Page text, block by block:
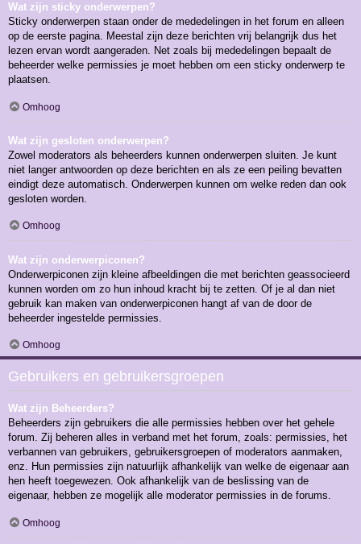
Wat zijn sticky onderwerpen?
Sticky onderwerpen staan onder de mededelingen in het forum en alleen
op de eerste pagina. Meestal zijn deze berichten vrij belangrijk dus het
lezen ervan wordt aangeraden. Net zoals bij mededelingen bepaalt de
beheerder welke permissies je moet hebben om een sticky onderwerp te
plaatsen.
Omhoog
Wat zijn gesloten onderwerpen?
Zowel moderators als beheerders kunnen onderwerpen sluiten. Je kunt
niet langer antwoorden op deze berichten en als ze een peiling bevatten
eindigt deze automatisch. Onderwerpen kunnen om welke reden dan ook
gesloten worden.
Omhoog
Wat zijn onderwerpiconen?
Onderwerpiconen zijn kleine afbeeldingen die met berichten geassocieerd
kunnen worden om zo hun inhoud kracht bij te zetten. Of je al dan niet
gebruik kan maken van onderwerpiconen hangt af van de door de
beheerder ingestelde permissies.
Omhoog
Gebruikers en gebruikersgroepen
Wat zijn Beheerders?
Beheerders zijn gebruikers die alle permissies hebben over het gehele
forum. Zij beheren alles in verband met het forum, zoals: permissies, het
verbannen van gebruikers, gebruikersgroepen of moderators aanmaken,
enz. Hun permissies zijn natuurlijk afhankelijk van welke de eigenaar aan
hen heeft toegewezen. Ook afhankelijk van de beslissing van de
eigenaar, hebben ze mogelijk alle moderator permissies in de forums.
Omhoog